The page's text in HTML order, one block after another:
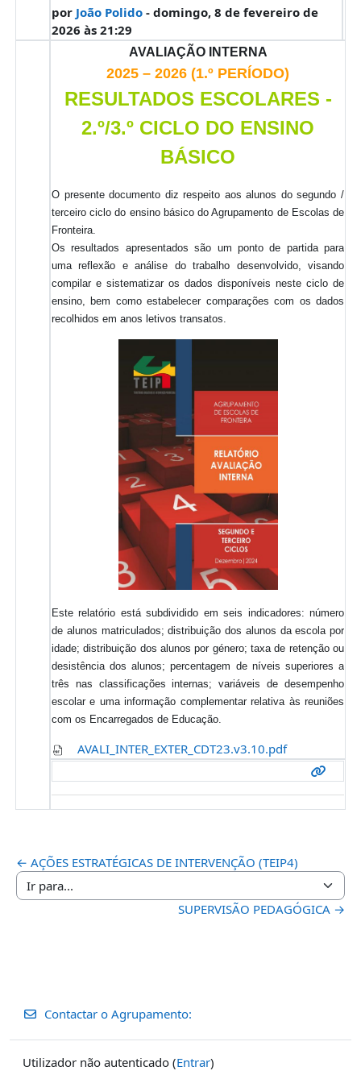
por João Polido - domingo, 8 de fevereiro de
2026 às 21:29
AVALIAÇÃO INTERNA
2025 – 2026 (1.º PERÍODO)
RESULTADOS ESCOLARES -
2.º/3.º CICLO DO ENSINO
BÁSICO
O presente documento diz respeito aos alunos do segundo /
terceiro ciclo do ensino básico do Agrupamento de Escolas de
Fronteira.
Os resultados apresentados são um ponto de partida para
uma reflexão e análise do trabalho desenvolvido, visando
compilar e sistematizar os dados disponíveis neste ciclo de
ensino, bem como estabelecer comparações com os dados
recolhidos em anos letivos transatos.
Este relatório está subdividido em seis indicadores: número
de alunos matriculados; distribuição dos alunos da escola por
idade; distribuição dos alunos por género; taxa de retenção ou
desistência dos alunos; percentagem de níveis superiores a
três nas classificações internas; variáveis de desempenho
escolar e uma informação complementar relativa às reuniões
com os Encarregados de Educação.
AVALI_INTER_EXTER_CDT23.v3.10.pdf
← AÇÕES ESTRATÉGICAS DE INTERVENÇÃO (TEIP4)
Ir para...
SUPERVISÃO PEDAGÓGICA →
Contactar o Agrupamento:
Utilizador não autenticado (Entrar)